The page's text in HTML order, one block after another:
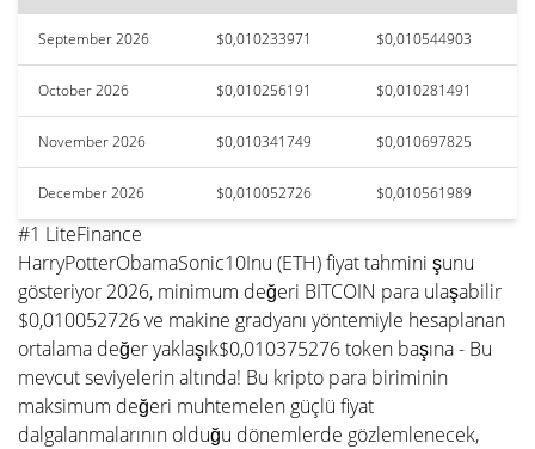
September 2026 $0,010233971 $0,010544903
October 2026 $0,010256191 $0,010281491
November 2026 $0,010341749 $0,010697825
December 2026 $0,010052726 $0,010561989
#1 LiteFinance
HarryPotterObamaSonic10Inu (ETH) fiyat tahmini şunu
gösteriyor 2026, minimum değeri BITCOIN para ulaşabilir
$0,010052726 ve makine gradyanı yöntemiyle hesaplanan
ortalama değer yaklaşık$0,010375276 token başına - Bu
mevcut seviyelerin altında! Bu kripto para biriminin
maksimum değeri muhtemelen güçlü fiyat
dalgalanmalarının olduğu dönemlerde gözlemlenecek,